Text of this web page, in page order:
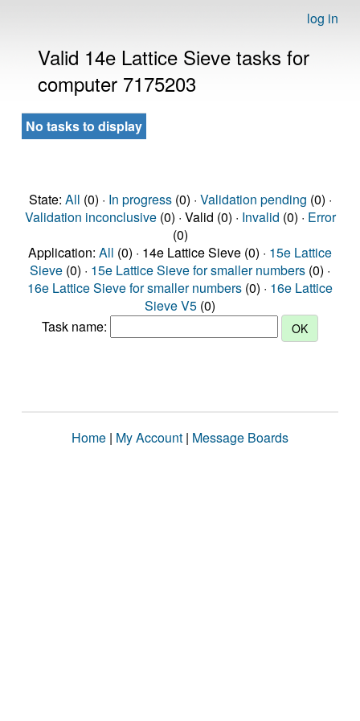
log in
Valid 14e Lattice Sieve tasks for
computer 7175203
No tasks to display
State: All (0) · In progress(0) · Validation pending (0) ·
Validation inconclusive(0) · Valid (0) · Invalid (0) · Error
(0)
Application: All (0) · 14e Lattice Sieve (0) · 15e Lattice
Sieve (0) · 15e Lattice Sieve for smaller numbers (0) ·
16e Lattice Sieve for smaller numbers (0) · 16e Lattice
Sieve V5 (0)
Task name:
Home | My Account | Message Boards